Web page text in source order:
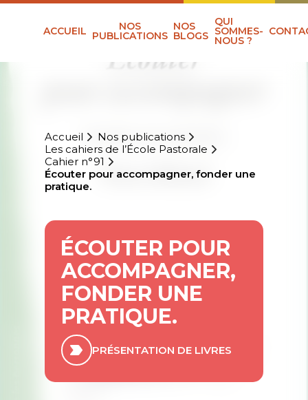
ACCUEIL NOS
PUBLICATIONS
NOS
BLOGS
QUI
SOMMES-
NOUS ?
Accueil
Nos publications
Les cahiers de l’École Pastorale
Cahier n°91
Écouter pour accompagner, fonder une
pratique.
ÉCOUTER POUR
ACCOMPAGNER,
FONDER UNE
PRATIQUE.
PRÉSENTATION DE LIVRES